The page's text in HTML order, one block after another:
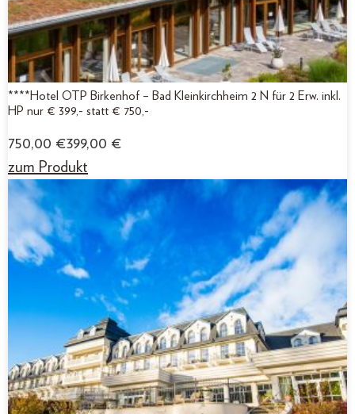
****Hotel OTP Birkenhof – Bad Kleinkirchheim 2 N für 2 Erw. inkl.
HP nur € 399,- statt € 750,-
750,00 €399,00 €
zum Produkt